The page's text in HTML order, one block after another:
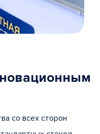
со всех сторон